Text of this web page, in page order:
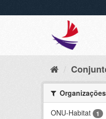
Organizações
ONU-Habitat
1